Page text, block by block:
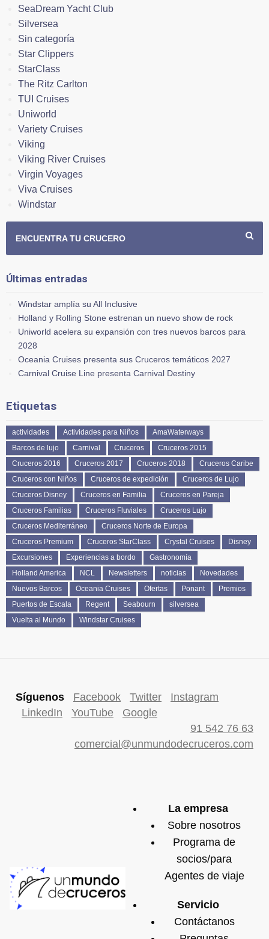
SeaDream Yacht Club
Silversea
Sin categoría
Star Clippers
StarClass
The Ritz Carlton
TUI Cruises
Uniworld
Variety Cruises
Viking
Viking River Cruises
Virgin Voyages
Viva Cruises
Windstar
ENCUENTRA TU CRUCERO
Últimas entradas
Windstar amplía su All Inclusive
Holland y Rolling Stone estrenan un nuevo show de rock
Uniworld acelera su expansión con tres nuevos barcos para
2028
Oceania Cruises presenta sus Cruceros temáticos 2027
Carnival Cruise Line presenta Carnival Destiny
Etiquetas
actividades Actividades para Niños
AmaWaterways
Barcos de lujo
Carnival Cruceros
Cruceros 2015
Cruceros 2016
Cruceros 2017 Cruceros 2018
Cruceros Caribe
Cruceros con Niños
Cruceros de expedición
Cruceros de Lujo
Cruceros Disney
Cruceros en Familia
Cruceros en Pareja
Cruceros Familias
Cruceros Fluviales
Cruceros Lujo
Cruceros Mediterráneo
Cruceros Norte de Europa
Cruceros Premium
Cruceros StarClass Crystal Cruises
Disney
Excursiones
Experiencias a bordo
Gastronomía
Holland America
NCL Newsletters noticias
Novedades
Nuevos Barcos
Oceania Cruises Ofertas Ponant
Premios
Puertos de Escala
Regent Seabourn
silversea
Vuelta al Mundo
Windstar Cruises
Síguenos Facebook Twitter
Instagram
LinkedIn
YouTube
Google
91 542 76 63
comercial@unmundodecruceros.com
La empresa
Sobre nosotros
Programa de
socios/para
Agentes de viaje
Servicio
Contáctanos